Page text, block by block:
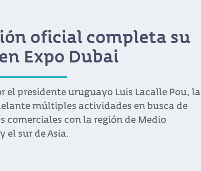
oficial completa su
Expo Dubai
el presidente uruguayo Luis Lacalle Pou, la
múltiples actividades en busca de
comerciales con la región de Medio
el sur de Asia.